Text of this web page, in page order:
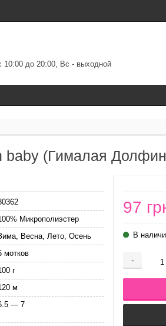
10:00 до 20:00, Вс - выходной
baby (Гималая
97
В
-
Микрополиэстер
Весна, Лето, Осень
мотков
г
м
— 7